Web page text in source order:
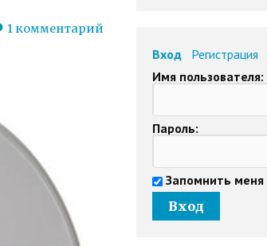
1комментарий
Вход Регистрация
Имя пользователя:
Пароль:
Запомнить меня